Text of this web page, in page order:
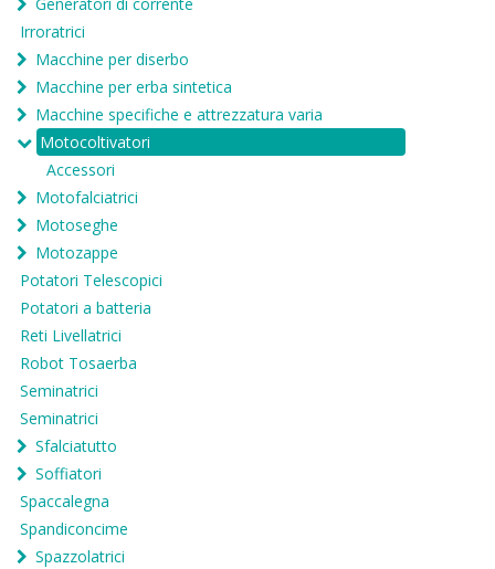
Generatori di corrente
Irroratrici
Macchine per diserbo
Macchine per erba sintetica
Macchine specifiche e attrezzatura varia
Motocoltivatori
Accessori
Motofalciatrici
Motoseghe
Motozappe
Potatori Telescopici
Potatori a batteria
Reti Livellatrici
Robot Tosaerba
Seminatrici
Seminatrici
Sfalciatutto
Soffiatori
Spaccalegna
Spandiconcime
Spazzolatrici